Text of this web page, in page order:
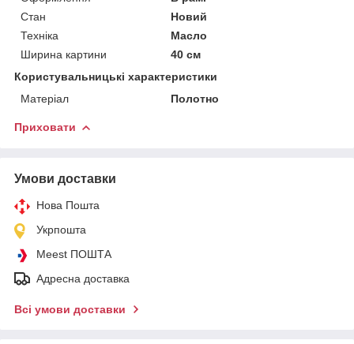
Стан
Новий
Техніка
Масло
Ширина картини
40 см
Користувальницькі характеристики
Матеріал
Полотно
Приховати
Умови доставки
Нова Пошта
Укрпошта
Meest ПОШТА
Адресна доставка
Всі умови доставки